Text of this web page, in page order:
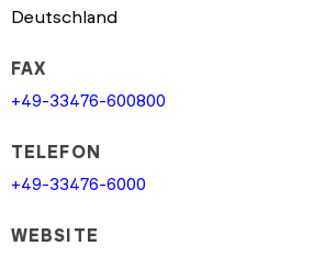
Deutschland
FAX
+49-33476-600800
TELEFON
+49-33476-6000
WEBSITE